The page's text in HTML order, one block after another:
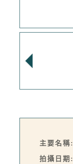
主要名稱:
拍攝日期: